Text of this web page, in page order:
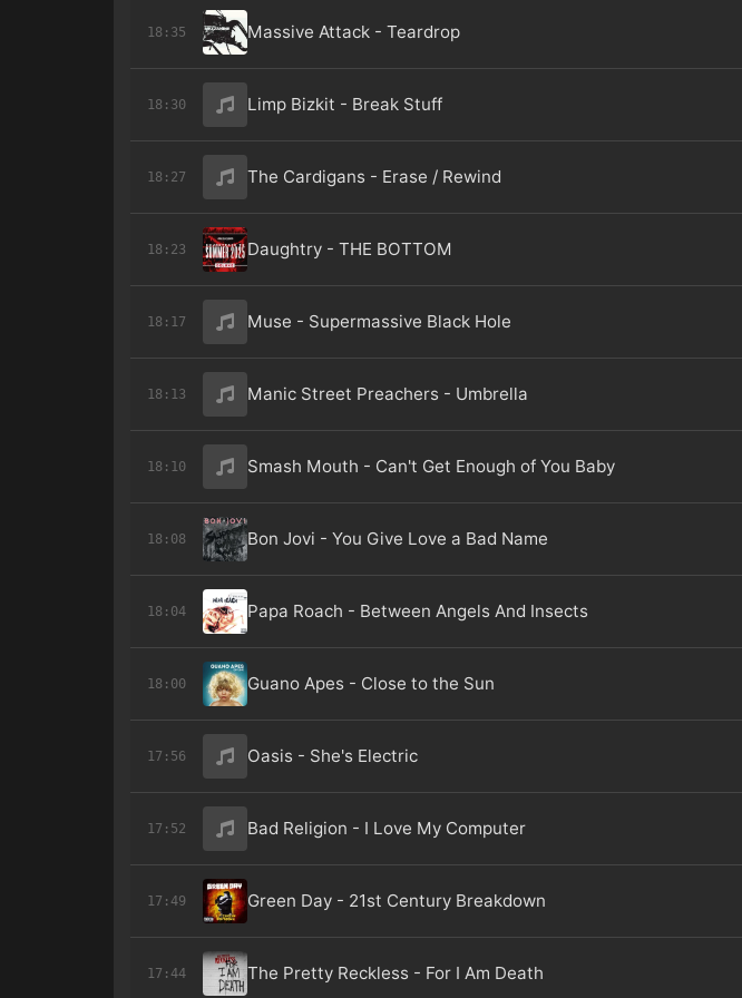
18:35 Massive Attack - Teardrop
18:30 Limp Bizkit - Break Stuff
18:27 The Cardigans - Erase / Rewind
18:23 Daughtry - THE BOTTOM
18:17 Muse - Supermassive Black Hole
18:13 Manic Street Preachers - Umbrella
18:10 Smash Mouth - Can't Get Enough of You Baby
18:08 Bon Jovi - You Give Love a Bad Name
18:04 Papa Roach - Between Angels And Insects
18:00 Guano Apes - Close to the Sun
17:56 Oasis - She's Electric
17:52 Bad Religion - I Love My Computer
17:49 Green Day - 21st Century Breakdown
17:44 The Pretty Reckless - For I Am Death